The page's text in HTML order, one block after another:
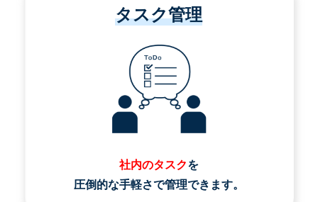
タスク管理
社内のタスクを
圧倒的な手軽さで管理できます。